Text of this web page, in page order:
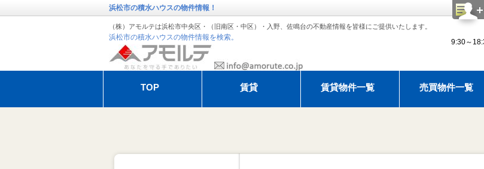
浜松市の積水ハウスの物件情報！
（株）アモルテは浜松市中央区・（旧南区・中区）・入野、佐鳴台の不動産情報を皆様にご提供いたします。
浜松市の積水ハウスの物件情報を検索。
9:30～
TOP 賃貸 賃貸物件一覧 売買物件一覧